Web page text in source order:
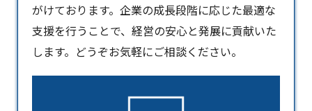
がけております。企業の成長段階に応じた最適な
支援を行うことで、経営の安心と発展に貢献いた
します。どうぞお気軽にご相談ください。